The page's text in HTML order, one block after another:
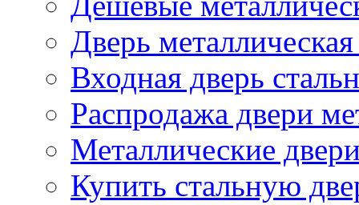
Дверь
Входная дверь
Распродажа двери
Металлические
Купить стальную